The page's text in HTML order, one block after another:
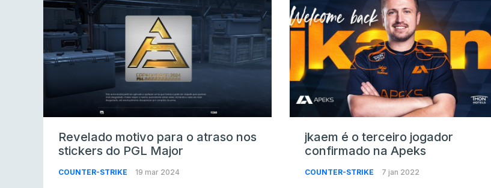
Revelado motivo para o atraso nos
stickers do PGL Major
COUNTER-STRIKE 19 mar 2024
jkaem é o terceiro jogador
confirmado na Apeks
COUNTER-STRIKE 7 jan 2022